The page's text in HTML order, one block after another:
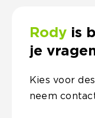
Rodyis
je
Kies voor
neem